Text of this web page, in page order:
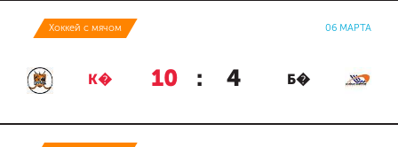
Хоккей с мячом 06 МАРТА
К� 10 : 4 Б�